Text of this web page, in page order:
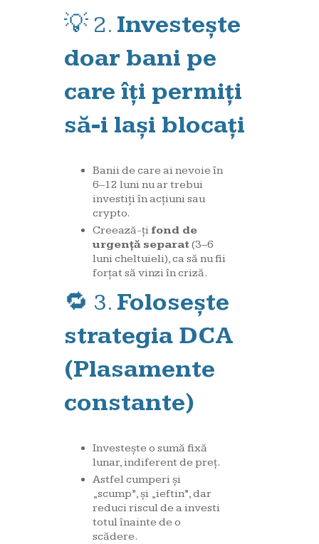
💡 2. Investește
doar bani pe
care îți permiți
să-i lași blocați
Banii de care ai nevoie în
6–12 luni nu ar trebui
investiți în acțiuni sau
crypto.
Creează-ți fond de
urgență separat (3–6
luni cheltuieli), ca să nu fii
forțat să vinzi în criză.
🔁 3. Folosește
strategia DCA
(Plasamente
constante)
Investește o sumă fixă
lunar, indiferent de preț.
Astfel cumperi și
„scump”, și „ieftin”, dar
reduci riscul de a investi
totul înainte de o
scădere.